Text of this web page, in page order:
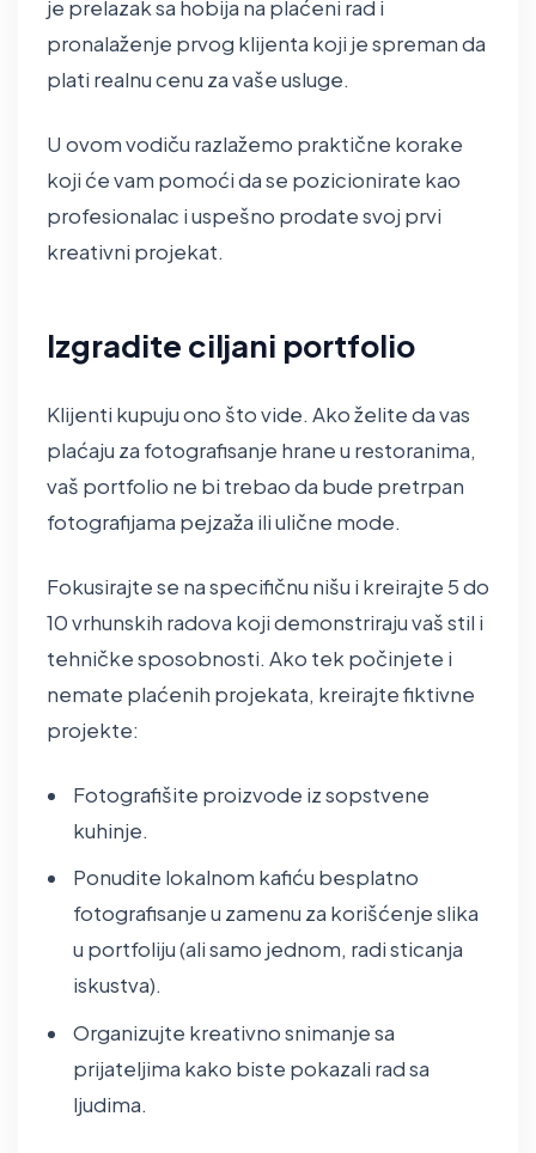
je prelazak sa hobija na plaćeni rad i
pronalaženje prvog klijenta koji je spreman da
plati realnu cenu za vaše usluge.
U ovom vodiču razlažemo praktične korake
koji će vam pomoći da se pozicionirate kao
profesionalac i uspešno prodate svoj prvi
kreativni projekat.
Izgradite ciljani portfolio
Klijenti kupuju ono što vide. Ako želite da vas
plaćaju za fotografisanje hrane u restoranima,
vaš portfolio ne bi trebao da bude pretrpan
fotografijama pejzaža ili ulične mode.
Fokusirajte se na specifičnu nišu i kreirajte 5 do
10 vrhunskih radova koji demonstriraju vaš stil i
tehničke sposobnosti. Ako tek počinjete i
nemate plaćenih projekata, kreirajte fiktivne
projekte:
Fotografišite proizvode iz sopstvene
kuhinje.
Ponudite lokalnom kafiću besplatno
fotografisanje u zamenu za korišćenje slika
u portfoliju (ali samo jednom, radi sticanja
iskustva).
Organizujte kreativno snimanje sa
prijateljima kako biste pokazali rad sa
ljudima.